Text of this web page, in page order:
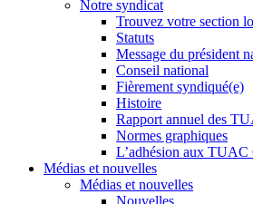
Notre syndicat
Trouvez votre section
Statuts
Message du président
Conseil national
Fièrement syndiqué(e)
Histoire
Rapport annuel des
Normes graphiques
L’adhésion aux TUAC
Médias et nouvelles
Médias et nouvelles